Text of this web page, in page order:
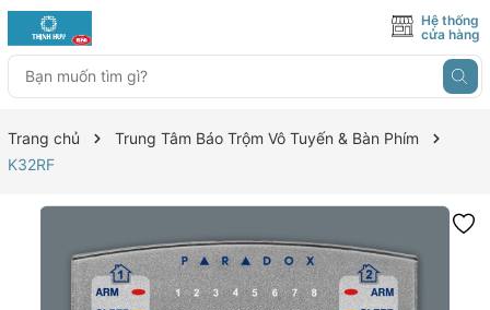
Hệ thống
cửa hàng
Trang chủ
Trung Tâm Báo Trộm Vô Tuyến & Bàn Phím
K32RF